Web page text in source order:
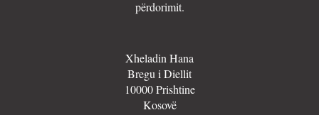
përdorimit.
Xheladin Hana
Bregu i Diellit
10000 Prishtine
Kosovë